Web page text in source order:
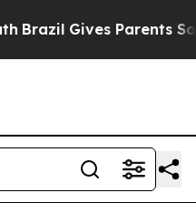
Brazil Gives Parents